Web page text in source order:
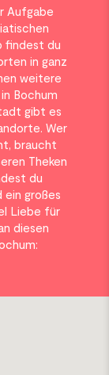
Aufgabe
findest du
in ganz
weitere
Bochum
gibt es
Wer
braucht
Theken
du
ein großes
Liebe für
diesen